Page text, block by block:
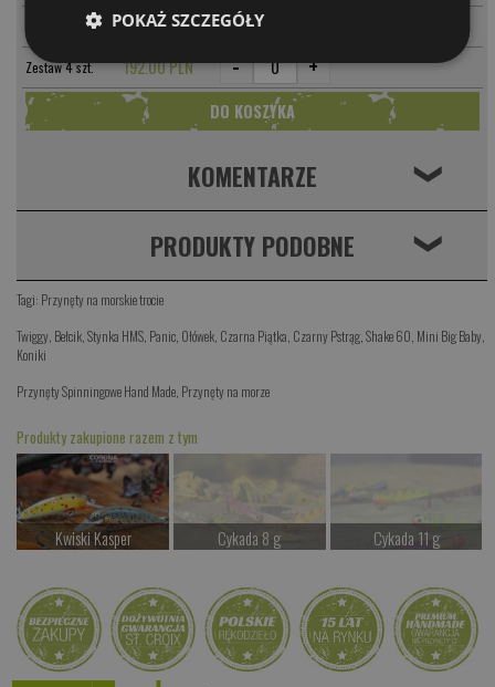
49.00 PLN -
Zestaw 4 szt. 192.00 PLN - +
KOMENTARZE ❮
PRODUKTY PODOBNE ❮
Tagi: Przynęty na morskie trocie
Twiggy Bełcik ,Stynka HMS Panic Ołówek Czarna Piątka Czarny Pstrąg,Shake 60 Mini Big Baby
Koniki
Przynęty Spinningowe Hand Made Przynęty na morze
Produkty zakupione razem z tym
Kwiski Kasper
Kup teraz >
Cykada 8 g
Kup teraz >
Cykada 11 g
Kup teraz >
Meres
od 64.00 PLN
POKAŻ SZCZEGÓŁY